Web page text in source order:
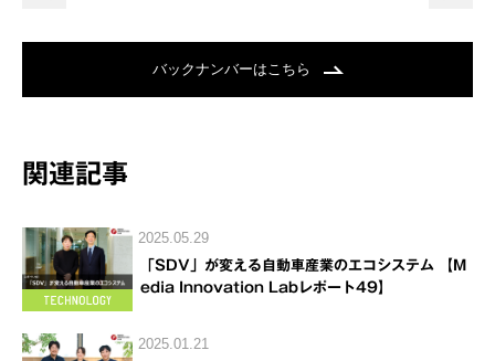
バックナンバーはこちら
関連記事
2025.05.29
「SDV」が変える自動車産業のエコシステム 【M
edia Innovation Labレポート49】
2025.01.21